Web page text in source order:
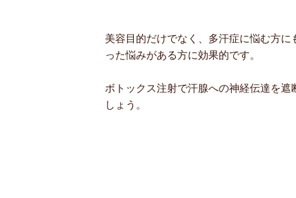
美容目的だけでなく、多汗症に悩む方
った悩みがある方に効果的です。
ボトックス注射で汗腺への神経伝達を
しょう。